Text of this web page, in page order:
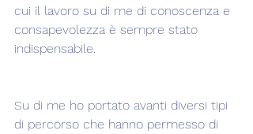
cui il lavoro su di me di conoscenza e
consapevolezza è sempre stato
indispensabile.
Su di me ho portato avanti diversi tipi
di percorso che hanno permesso di